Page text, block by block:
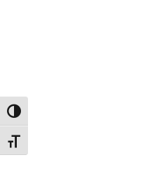
Nagy kontraszt váltása
Betűméret váltása